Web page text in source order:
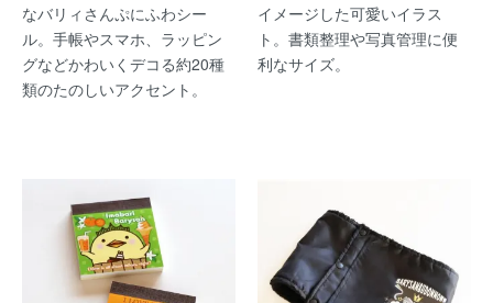
なバリィさんぷにふわシー
ル。手帳やスマホ、ラッピン
グなどかわいくデコる約20種
類のたのしいアクセント。
イメージした可愛いイラス
ト。書類整理や写真管理に便
利なサイズ。